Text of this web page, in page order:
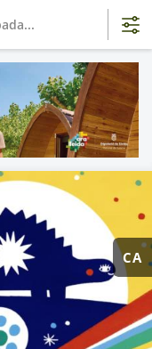
CA